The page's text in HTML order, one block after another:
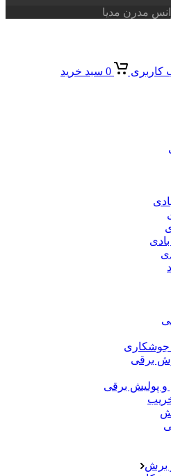
مدرن مدیا
کاربری 0 سبد خرید
جوشکاری
برقی
و پولیش برقی
برش